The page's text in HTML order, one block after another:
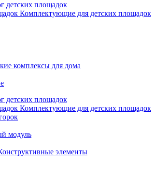
детских площадок
Комплектующие для детских площадок
комплексы для дома
детских площадок
Комплектующие для детских площадок
модуль
элементы